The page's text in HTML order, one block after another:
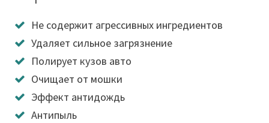
Не содержит агрессивных ингредиентов
Удаляет сильное загрязнение
Полирует кузов авто
Очищает от мошки
Эффект антидождь
Антипыль